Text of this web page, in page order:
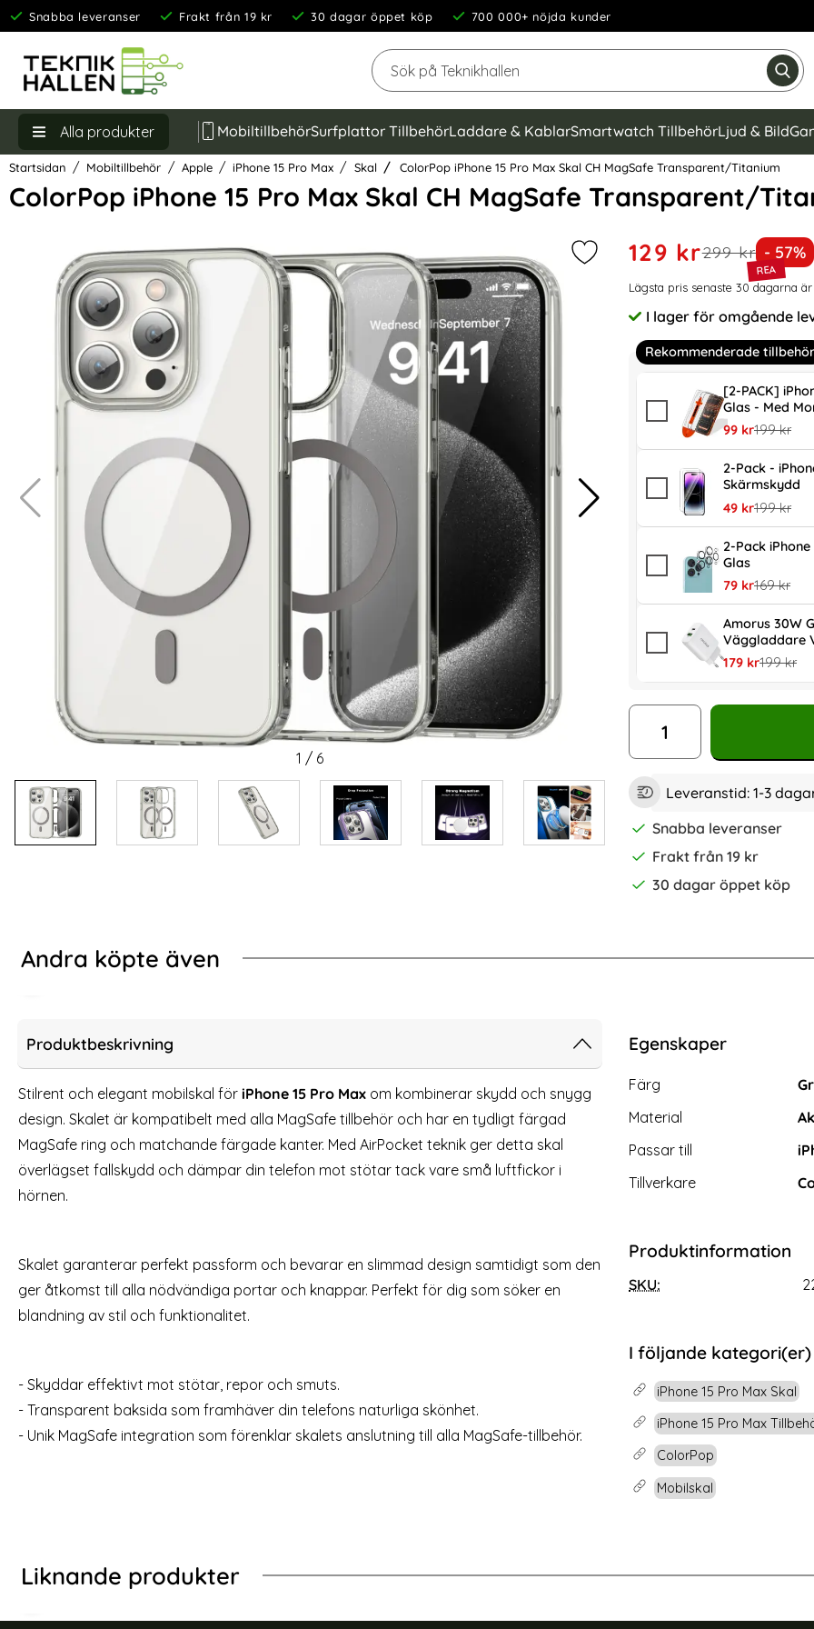
Snabba leveranser Frakt från 19 kr 30 dagar öppet köp 700 000+ nöjda kunder
Sök
Alla produkter MobiltillbehörSurfplattor TillbehörLaddare & KablarSmartwatch TillbehörLjud & Bild
Startsidan Mobiltillbehör Apple iPhone 15 Pro Max Skal ColorPop iPhone 15 Pro Max Skal CH MagSafe Transparent/Titanium
ColorPop iPhone 15 Pro Max Skal CH MagSafe Transparent/
Hoppa
över
Markera colorPop iPhone 15 Pro
1 / 6
Handla denna produkt
rea pris
129 krtidigare pris
299 kr Priset
- 57%
Prishistorik
Lägsta pris senaste 30 dagarna
Tillgänglighet:
I lager för omgående
Rekommenderade tillbehör
[2-PACK]
Glas - Med
rea pris
99 krtidigare
199 kr
2-Pack -
Skärmskydd
rea pris
49 krtidigare
199 kr
2-Pack
Glas
rea pris
79 krtidigare
169 kr
Amorus 30W
Väggladdare
rea pris
179 krtidigare
199 kr
antal
Leveranstid: 1-3
Snabba leveranser
Frakt från 19 kr
30 dagar öppet köp
Andra köpte även
Transparent/Svart
Skärmskydd
Art. nr 223170
rea pris
49 krtidigare pris
Tillgänglighet:
Lagervara
2-Pack - iPhone 15 Pro Max Härdat Glas Skärmskydd
Skärmskydd (iPhone 15 Pro Max)
Art. nr 235501
ColorPop iPhone 15 Pro
Art. nr 225138
Produktbeskrivning
Stilrent och elegant mobilskal för iPhone 15 Pro Max om kombinerar skydd och snygg
design. Skalet är kompatibelt med alla MagSafe tillbehör och har en tydligt färgad
MagSafe ring och matchande färgade kanter. Med AirPocket teknik ger detta skal
överlägset fallskydd och dämpar din telefon mot stötar tack vare små luftfickor i
hörnen.
Skalet garanterar perfekt passform och bevarar en slimmad design samtidigt som den
ger åtkomst till alla nödvändiga portar och knappar. Perfekt för dig som söker en
blandning av stil och funktionalitet.
- Skyddar effektivt mot stötar, repor och smuts.
- Transparent baksida som framhäver din telefons naturliga skönhet.
- Unik MagSafe integration som förenklar skalets anslutning till alla MagSafe-tillbehör.
Egenskaper
Egenskaper/attribut för
Attribut
Färg
Material
Passar till
Tillverkare
Produktinformation
SKU:
I följande kategori(er)
iPhone 15 Pro Max Skal
iPhone 15 Pro Max
ColorPop
Mobilskal
Liknande produkter